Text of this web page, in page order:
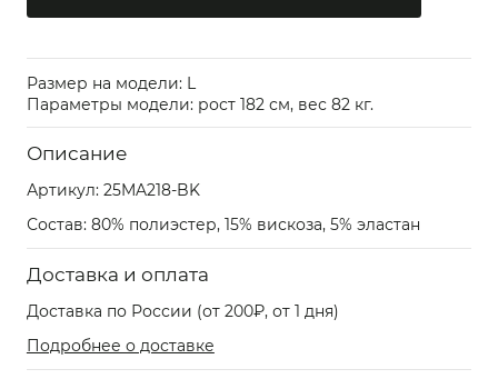
Размер на модели: L
Параметры модели: рост 182 см, вес 82 кг.
Описание
Артикул: 25MA218-BK
Состав: 80% полиэстер, 15% вискоза, 5% эластан
Доставка и оплата
Доставка по России (от 200₽, от 1 дня)
Подробнее о доставке